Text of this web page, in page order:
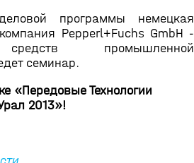
программы немецкая
Pepperl+Fuchs GmbH -
средств промышленной
семинар.
«Передовые Технологии
2013»!